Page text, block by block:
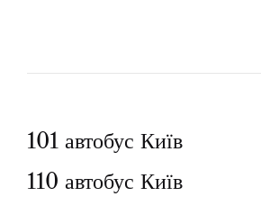
Н
а
101 автобус Київ
110 автобус Київ